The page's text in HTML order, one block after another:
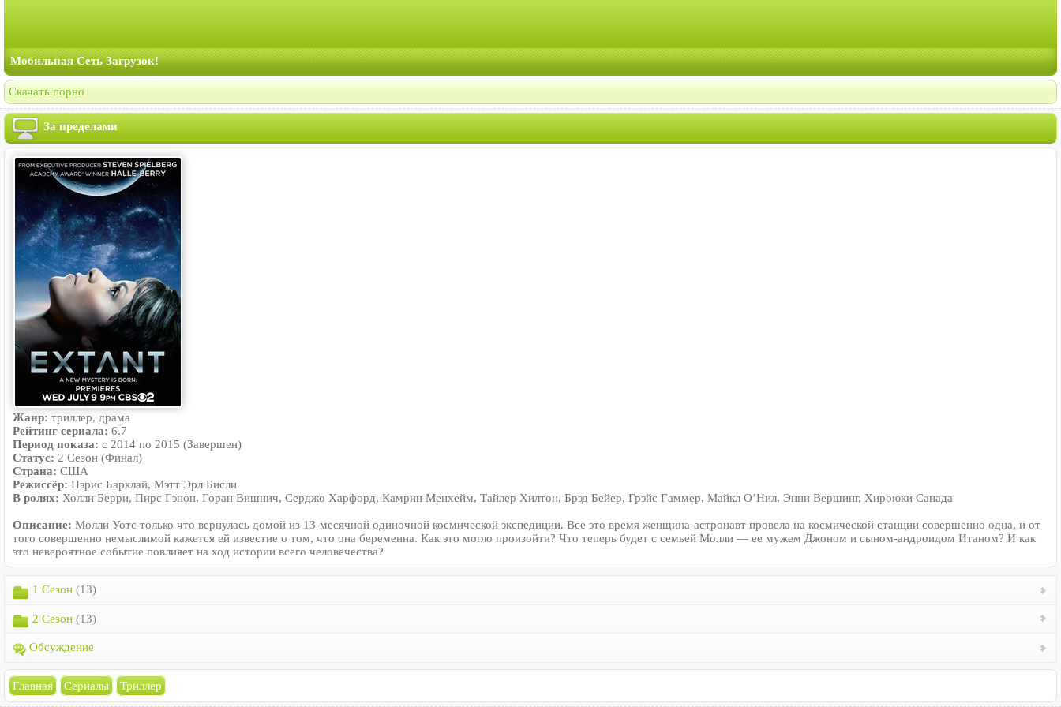
Мобильная Сеть Загрузок!
Скачать порно
За пределами
Жанр: триллер, драма
Рейтинг сериала: 6.7
Период показа: с 2014 по 2015 (Завершен)
Статус: 2 Сезон (Финал)
Страна: США
Режиссёр: Пэрис Барклай, Мэтт Эрл Бисли
В ролях: Холли Берри, Пирс Гэнон, Горан Вишнич, Серджо Харфорд, Камрин Менхейм, Тайлер Хилтон, Брэд Бейер, Грэйс Гаммер, Майкл О’Нил, Энни Вершинг, Хироюки Санада
Описание: Молли Уотс только что вернулась домой из 13-месячной одиночной космической экспедиции. Все это время женщина-астронавт провела на космической станции совершенно одна, и от
того совершенно немыслимой кажется ей известие о том, что она беременна. Как это могло произойти? Что теперь будет с семьей Молли — ее мужем Джоном и сыном-андроидом Итаном? И как
это невероятное событие повлияет на ход истории всего человечества?
1 Сезон (13)
2 Сезон (13)
Обсуждение
Главная Сериалы Триллер